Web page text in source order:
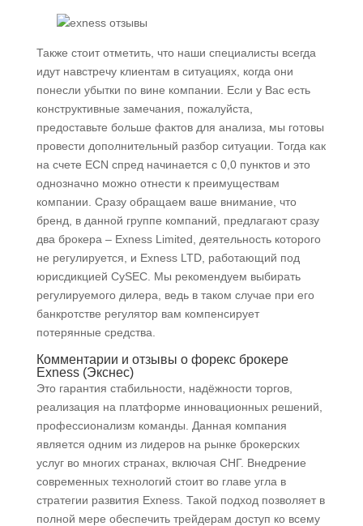
Также стоит отметить, что наши специалисты всегда
идут навстречу клиентам в ситуациях, когда они
понесли убытки по вине компании. Если у Вас есть
конструктивные замечания, пожалуйста,
предоставьте больше фактов для анализа, мы готовы
провести дополнительный разбор ситуации. Тогда как
на счете ECN спред начинается с 0,0 пунктов и это
однозначно можно отнести к преимуществам
компании. Сразу обращаем ваше внимание, что
бренд, в данной группе компаний, предлагают сразу
два брокера – Exness Limited, деятельность которого
не регулируется, и Exness LTD, работающий под
юрисдикцией CySEC. Мы рекомендуем выбирать
регулируемого дилера, ведь в таком случае при его
банкротстве регулятор вам компенсирует
потерянные средства.
Комментарии и отзывы о форекс брокере
Exness (Экснес)
Это гарантия стабильности, надёжности торгов,
реализация на платформе инновационных решений,
профессионализм команды. Данная компания
является одним из лидеров на рынке брокерских
услуг во многих странах, включая СНГ. Внедрение
современных технологий стоит во главе угла в
стратегии развития Exness. Такой подход позволяет в
полной мере обеспечить трейдерам доступ ко всему